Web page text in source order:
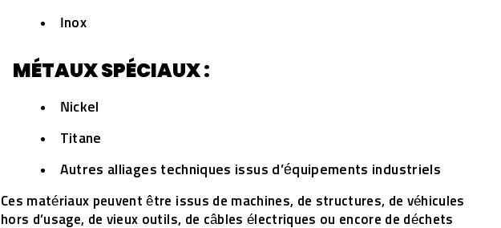
Inox
MÉTAUX SPÉCIAUX :
Nickel
Titane
Autres alliages techniques issus d’équipements industriels
Ces matériaux peuvent être issus de machines, de structures, de véhicules
hors d’usage, de vieux outils, de câbles électriques ou encore de déchets